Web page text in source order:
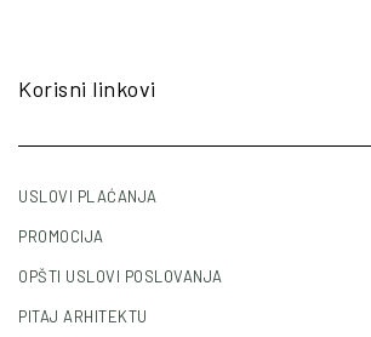
Korisni linkovi
USLOVI PLAĆANJA
PROMOCIJA
OPŠTI USLOVI POSLOVANJA
PITAJ ARHITEKTU